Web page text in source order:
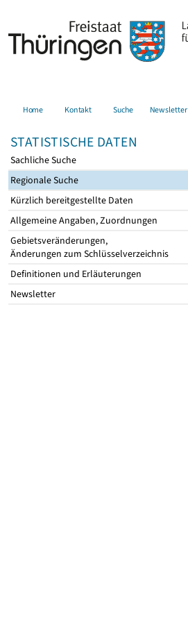
Home Kontakt Suche Newsletter
STATISTISCHE DATEN
Sachliche Suche
Regionale Suche
Kürzlich bereitgestellte Daten
Allgemeine Angaben, Zuordnungen
Gebietsveränderungen,
Änderungen zum Schlüsselverzeichnis
Definitionen und Erläuterungen
Newsletter